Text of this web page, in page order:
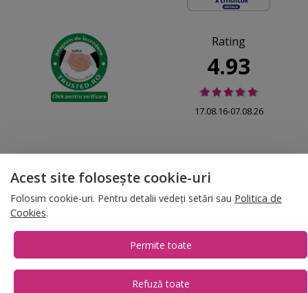
Rating
4.93
17.08.16-07.08.26
© 2026 Folina.ro | All Rights Reserved. Folina.ro |
• Termene și condiții•Gestionează preferințe cookies
T:+4 0754.069.667
Acest site folosește cookie-uri
Folosim cookie-uri. Pentru detalii vedeți setări sau Politica de
Cookies.
Permite toate
Refuză toate